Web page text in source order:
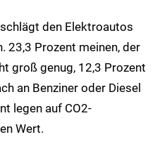
den Elektroautos
23,3 Prozent meinen, der
groß genug, 12,3 Prozent
an Benziner oder Diesel
legen auf CO2-
Wert.